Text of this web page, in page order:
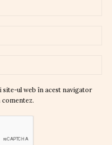
site-ul web în acest navigator
comentez.